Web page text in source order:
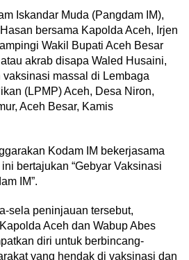
Iskandar Muda (Pangdam IM),
bersama Kapolda Aceh, Irjen
Wakil Bupati Aceh Besar
akrab disapa Waled Husaini,
massal di Lembaga
(LPMP) Aceh, Desa Niron,
Aceh Besar, Kamis
Kodam IM bekerjasama
bertajukan “Gebyar Vaksinasi
IM”.
sela peninjauan tersebut,
Aceh dan Wabup Abes
diri untuk berbincang-
yang hendak di vaksinasi dan